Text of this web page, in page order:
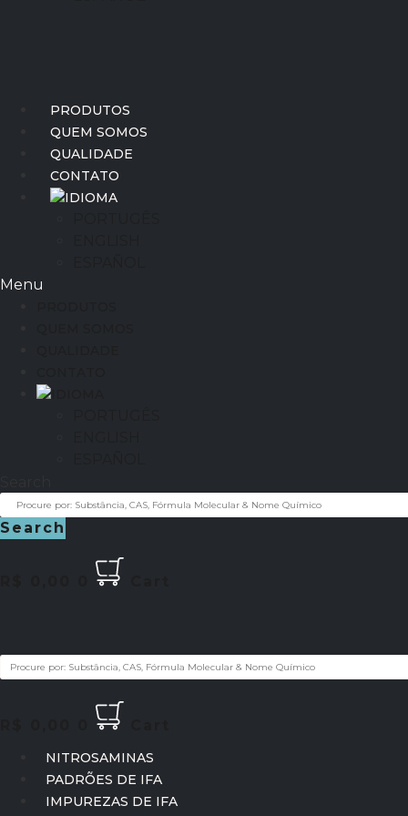
PRODUTOS
QUEM SOMOS
QUALIDADE
CONTATO
IDIOMA
Menu
Search
NITROSAMINAS
PADRÕES DE IFA
IMPUREZAS DE IFA